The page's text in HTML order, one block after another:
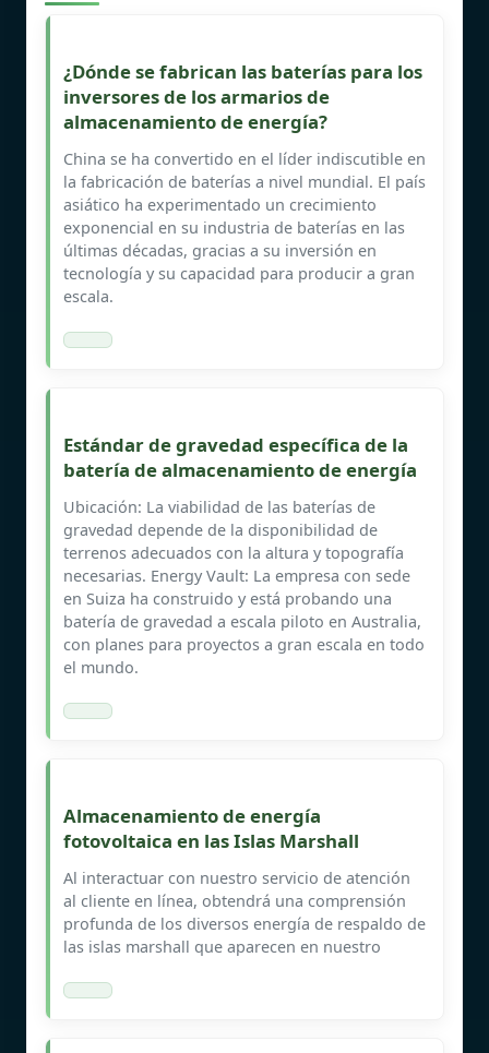
¿Dónde se fabrican las baterías para los
inversores de los armarios de
almacenamiento de energía?
China se ha convertido en el líder indiscutible en
la fabricación de baterías a nivel mundial. El país
asiático ha experimentado un crecimiento
exponencial en su industria de baterías en las
últimas décadas, gracias a su inversión en
tecnología y su capacidad para producir a gran
escala.
Estándar de gravedad específica de la
batería de almacenamiento de energía
Ubicación: La viabilidad de las baterías de
gravedad depende de la disponibilidad de
terrenos adecuados con la altura y topografía
necesarias. Energy Vault: La empresa con sede
en Suiza ha construido y está probando una
batería de gravedad a escala piloto en Australia,
con planes para proyectos a gran escala en todo
el mundo.
Almacenamiento de energía
fotovoltaica en las Islas Marshall
Al interactuar con nuestro servicio de atención
al cliente en línea, obtendrá una comprensión
profunda de los diversos energía de respaldo de
las islas marshall que aparecen en nuestro